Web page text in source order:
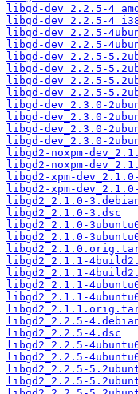
libgd-dev_2.2.5-
libgd-dev_2.2.5-
libgd-dev_2.2.5-
libgd-dev_2.2.5-
libgd-dev_2.2.5-
libgd-dev_2.2.5-
libgd-dev_2.2.5-
libgd-dev_2.2.5-
libgd-dev_2.3.0-
libgd-dev_2.3.0-
libgd-dev_2.3.0-
libgd-dev_2.3.0-
libgd2-noxpm-
libgd2-noxpm-
libgd2-xpm-
libgd2-xpm-
libgd2_2.1.0-
libgd2_2.1.0-3.dsc
libgd2_2.1.0-
libgd2_2.1.0-
libgd2_2.1.1-
libgd2_2.1.1-
libgd2_2.1.1-
libgd2_2.1.1-
libgd2_2.2.5-
libgd2_2.2.5-4.dsc
libgd2_2.2.5-
libgd2_2.2.5-
libgd2_2.2.5-
libgd2_2.2.5-